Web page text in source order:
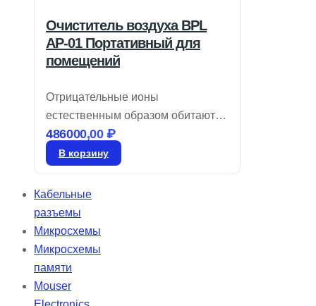
Очиститель воздуха BPL
AP-01 Портативный для
помещений
Отрицательные ионы
естественным образом обитают в
окружающей среде, где вы
вдыхаете чистый воздух.
BPL Air-o-Smart, который очищает
радикалы и ускоряя клеточный
486000,00₽
В корзину
Кабельные
разъемы
Микросхемы
Микросхемы
памяти
Mouser